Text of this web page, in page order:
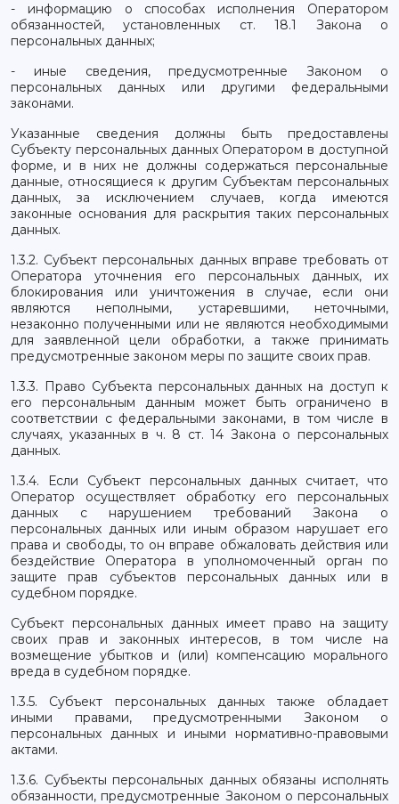
- информацию о способах исполнения Оператором
обязанностей, установленных ст. 18.1 Закона о
персональных данных;
- иные сведения, предусмотренные Законом о
персональных данных или другими федеральными
законами.
Указанные сведения должны быть предоставлены
Субъекту персональных данных Оператором в доступной
форме, и в них не должны содержаться персональные
данные, относящиеся к другим Субъектам персональных
данных, за исключением случаев, когда имеются
законные основания для раскрытия таких персональных
данных.
1.3.2. Субъект персональных данных вправе требовать от
Оператора уточнения его персональных данных, их
блокирования или уничтожения в случае, если они
являются неполными, устаревшими, неточными,
незаконно полученными или не являются необходимыми
для заявленной цели обработки, а также принимать
предусмотренные законом меры по защите своих прав.
1.3.3. Право Субъекта персональных данных на доступ к
его персональным данным может быть ограничено в
соответствии с федеральными законами, в том числе в
случаях, указанных в ч. 8 ст. 14 Закона о персональных
данных.
1.3.4. Если Субъект персональных данных считает, что
Оператор осуществляет обработку его персональных
данных с нарушением требований Закона о
персональных данных или иным образом нарушает его
права и свободы, то он вправе обжаловать действия или
бездействие Оператора в уполномоченный орган по
защите прав субъектов персональных данных или в
судебном порядке.
Субъект персональных данных имеет право на защиту
своих прав и законных интересов, в том числе на
возмещение убытков и (или) компенсацию морального
вреда в судебном порядке.
1.3.5. Субъект персональных данных также обладает
иными правами, предусмотренными Законом о
персональных данных и иными нормативно-правовыми
актами.
1.3.6. Субъекты персональных данных обязаны исполнять
обязанности, предусмотренные Законом о персональных